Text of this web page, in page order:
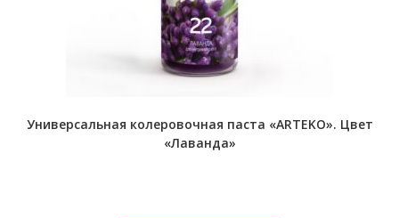
Универсальная колеровочная паста «ARTEKO». Цвет
«Лаванда»